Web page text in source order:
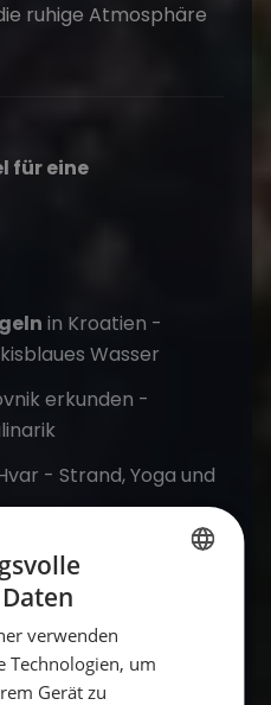
für eine
in Kroatien -
Wasser
erkunden -
- Strand, Yoga und
Aktivität, Kultur und
verwenden
Technologien, um
Gerät zu